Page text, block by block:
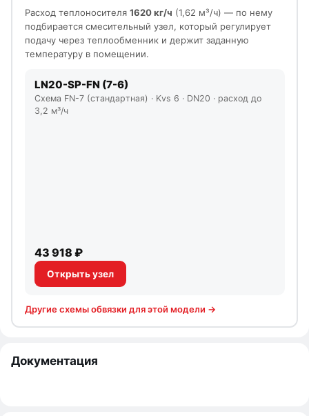
Расход теплоносителя 1620 кг/ч (1,62 м³/ч) — по нему
подбирается смесительный узел, который регулирует
подачу через теплообменник и держит заданную
температуру в помещении.
LN20-SP-FN (7-6)
Схема FN-7 (стандартная) · Kvs 6 · DN20 · расход до
3,2 м³/ч
43 918 ₽
Открыть узел
Другие схемы обвязки для этой модели →
Документация